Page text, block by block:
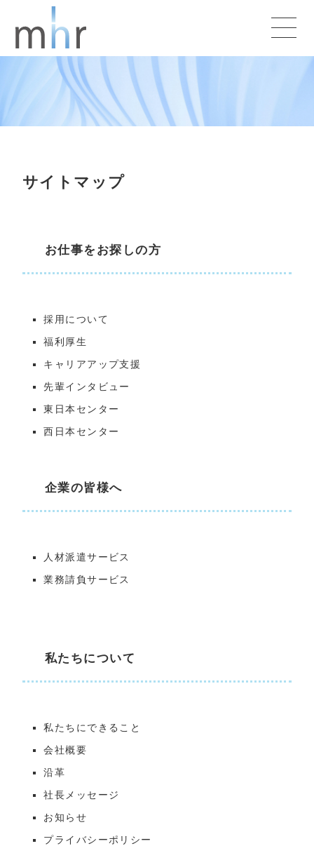
サイトマップ
お仕事をお探しの方
採用について
福利厚生
キャリアアップ支援
先輩インタビュー
東日本センター
西日本センター
企業の皆様へ
人材派遣サービス
業務請負サービス
私たちについて
私たちにできること
会社概要
沿革
社長メッセージ
お知らせ
プライバシーポリシー